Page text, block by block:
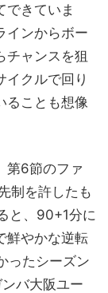
できていま
インからボー
チャンスを狙
イクルで回り
ることも想像
第6節のファ
制を許したも
と、90+1分に
鮮やかな逆転
ったシーズン
バ大阪ユー